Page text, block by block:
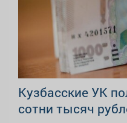
Кузбасские УК
сотни тысяч